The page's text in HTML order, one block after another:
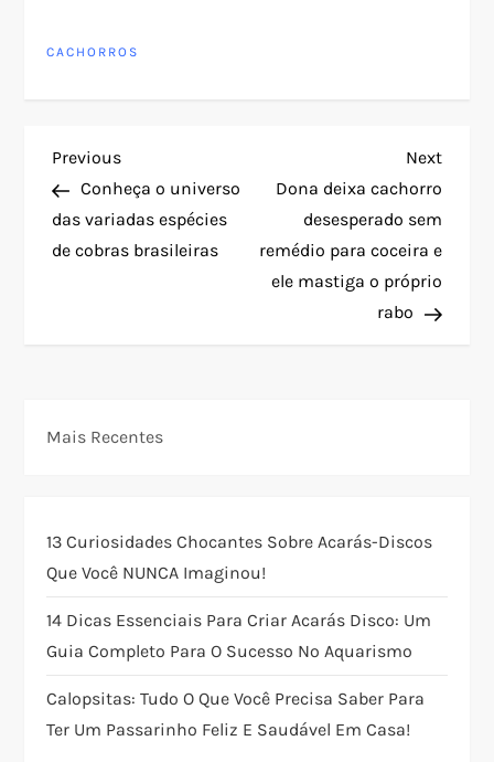
CACHORROS
N
a
v
a
ã
o
d
e
P
Previous
Post
Previous
Conheça o universo
das variadas espécies
de cobras brasileiras
Next
Post
Next
Dona deixa cachorro
desesperado sem
remédio para coceira e
ele mastiga o próprio
rabo
Mais Recentes
13 Curiosidades Chocantes Sobre Acarás-Discos
Que Você NUNCA Imaginou!
14 Dicas Essenciais Para Criar Acarás Disco: Um
Guia Completo Para O Sucesso No Aquarismo
Calopsitas: Tudo O Que Você Precisa Saber Para
Ter Um Passarinho Feliz E Saudável Em Casa!